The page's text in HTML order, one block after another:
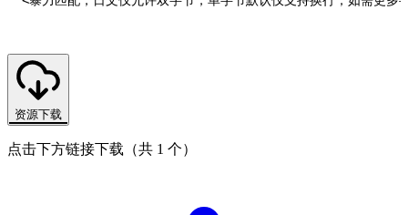
资源下载
点击下方链接下载（共 1 个）